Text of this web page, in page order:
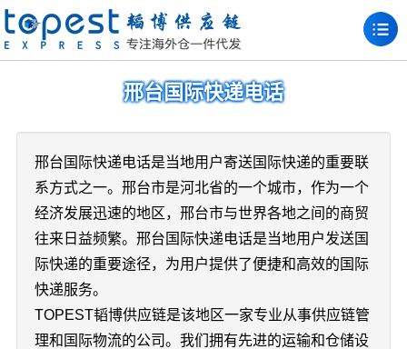
邢台国际快递电话
邢台国际快递电话是当地用户寄送国际快递的重要联
系方式之一。邢台市是河北省的一个城市，作为一个
经济发展迅速的地区，邢台市与世界各地之间的商贸
往来日益频繁。邢台国际快递电话是当地用户发送国
际快递的重要途径，为用户提供了便捷和高效的国际
快递服务。
TOPEST韬博供应链是该地区一家专业从事供应链管
理和国际物流的公司。我们拥有先进的运输和仓储设